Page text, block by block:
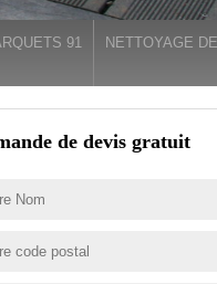
91 NETTOYAGE
de devis gratuit